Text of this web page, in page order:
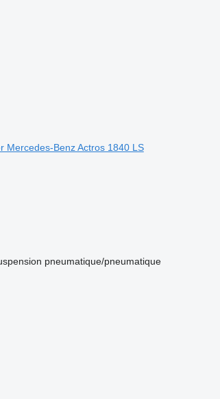
Mercedes-Benz Actros 1840 LS
pneumatique/pneumatique